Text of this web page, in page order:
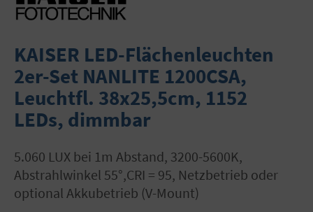
KAISER LED-Flächenleuchten
2er-Set NANLITE 1200CSA,
Leuchtfl. 38x25,5cm, 1152
LEDs, dimmbar
5.060 LUX bei 1m Abstand, 3200-5600K,
Abstrahlwinkel 55°,CRI = 95, Netzbetrieb oder
optional Akkubetrieb (V-Mount)